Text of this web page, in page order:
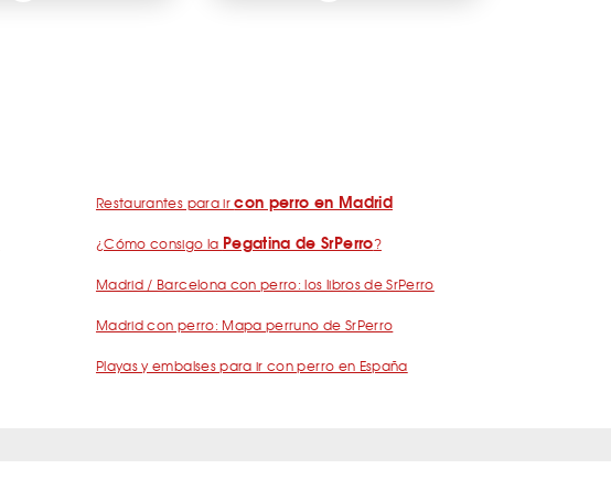
Restaurantes para ircon perro en Madrid
¿Cómo consigo la Pegatina de SrPerro?
Madrid / Barcelona con perro: los libros de SrPerro
Madrid con perro: Mapa perruno de SrPerro
Playas y embalses para ir con perro en España